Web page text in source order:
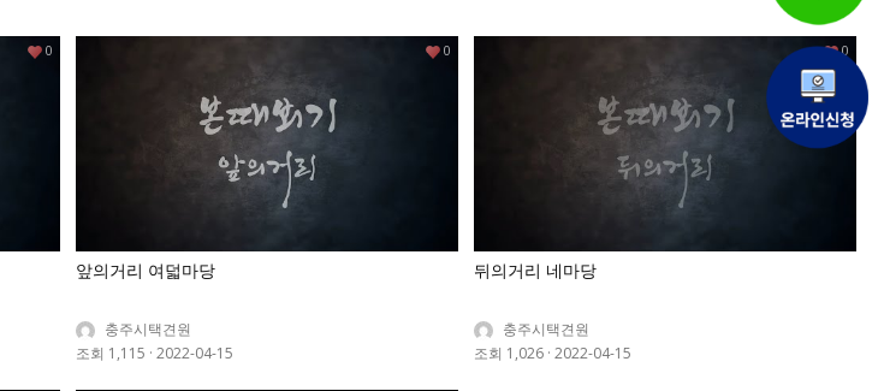
0
앞의거리 여덟마당
충주시택견원
조회 1,115 · 2022-04-15
0
뒤의거리 네마당
충주시택견원
조회 1,026 · 2022-04-15
0